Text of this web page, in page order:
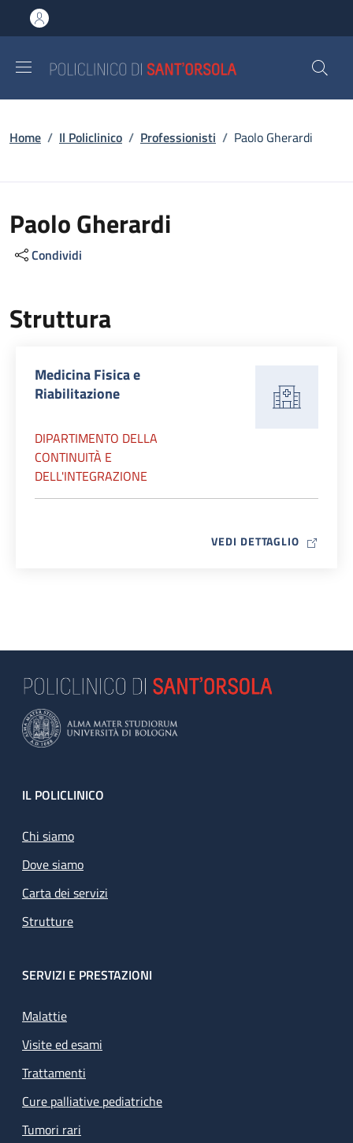
al contenuto principale
to footer content
Briciole di pane
Home / Il Policlinico / Professionisti / Paolo Gherardi
Paolo Gherardi
Condividi
Struttura
Medicina Fisica e
Riabilitazione
DIPARTIMENTO DELLA
CONTINUITÀ E
DELL'INTEGRAZIONE
VEDI DETTAGLIO MAP ICON
Footer
IL POLICLINICO
Chi siamo
Dove siamo
Carta dei servizi
Strutture
SERVIZI E PRESTAZIONI
Malattie
Visite ed esami
Trattamenti
Cure palliative pediatriche
Tumori rari